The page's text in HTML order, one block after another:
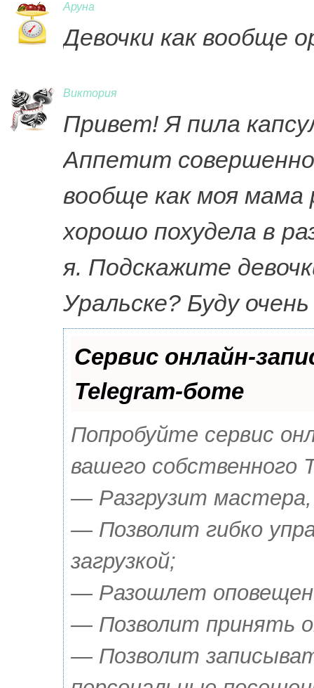
Аруна
Девочки как вообще
Виктория
Привет! Я пила
Аппетит
вообще как моя мама
хорошо похудела в
я. Подскажите
Уральске? Буду
Сервис онлайн-
Telegram-боте
Попробуйте сервис
вашего собственного
— Разгрузит
— Позволит гибко
загрузкой;
— Разошлет
— Позволит принять
— Позволит